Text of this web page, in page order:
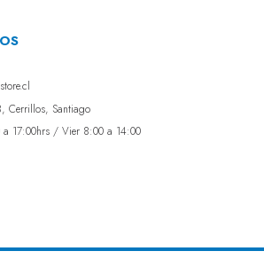
Cerrillos, Santiago
a 17:00hrs / Vier 8:00 a 14:00